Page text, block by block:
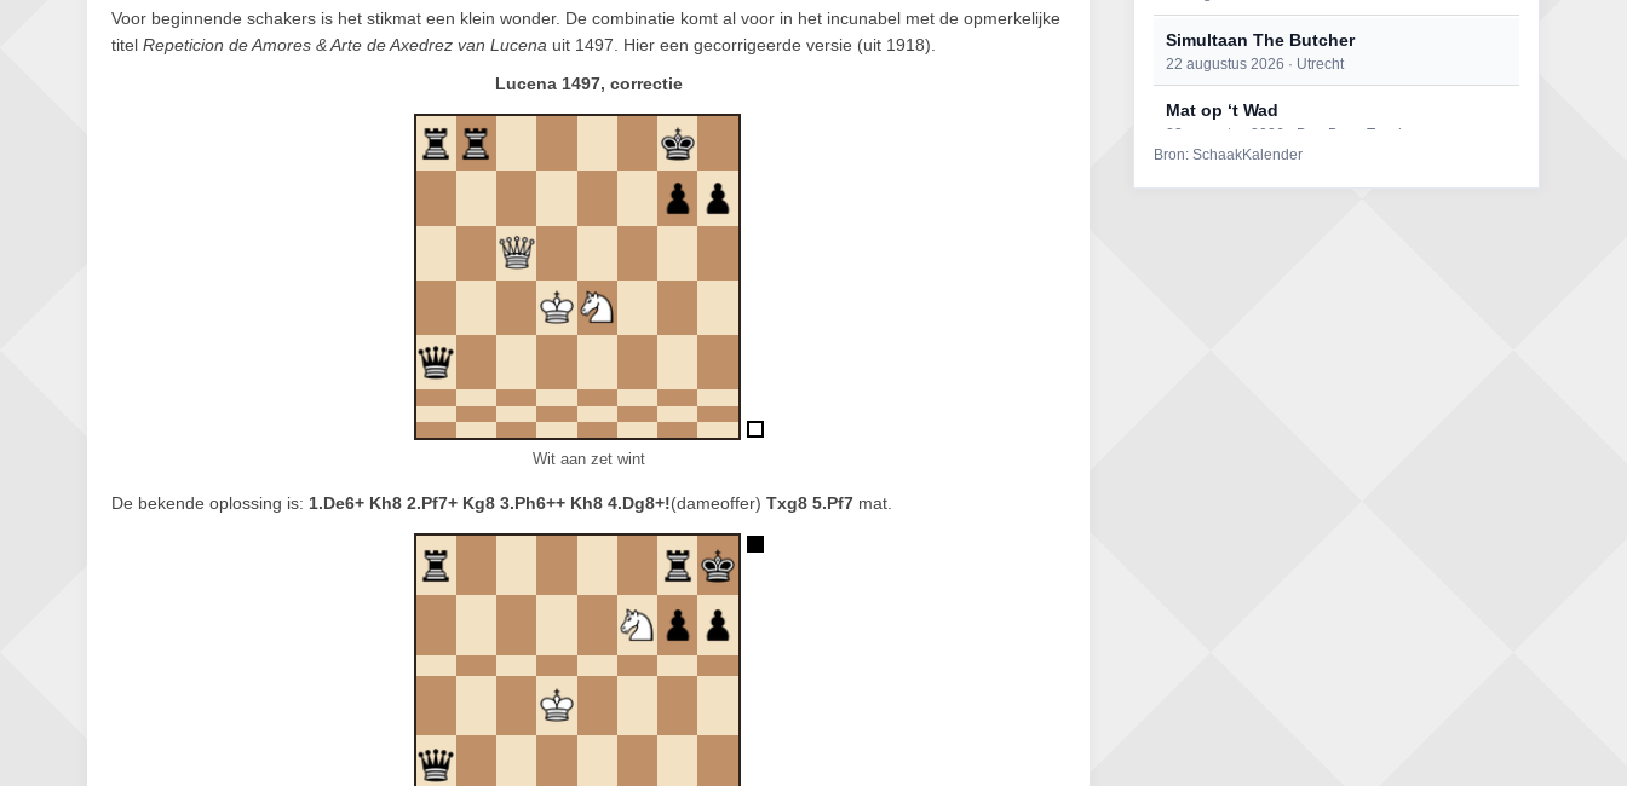
Voor beginnende schakers is het stikmat een klein wonder. De combinatie komt al voor in het incunabel met de opmerkelijke
titel Repeticion de Amores & Arte de Axedrez van Lucena uit 1497. Hier een gecorrigeerde versie (uit 1918).
Lucena 1497, correctie
Wit aan zet wint
De bekende oplossing is: 1.De6+ Kh8 2.Pf7+ Kg8 3.Ph6++ Kh8 4.Dg8+!(dameoffer) Txg8 5.Pf7 mat.
Simultaan The Butcher
22 augustus 2026 · Utrecht
Mat op ‘t Wad
22 augustus 2026 · Den Burg, Texel
Bron: SchaakKalender